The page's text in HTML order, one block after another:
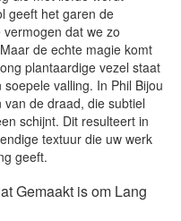
geeft het garen de
dat we zo
de echte magie komt
plantaardige vezel staat
valling. In Phil Bijou
de draad, die subtiel
schijnt. Dit resulteert in
textuur die uw werk
geeft.
Gemaakt is om Lang